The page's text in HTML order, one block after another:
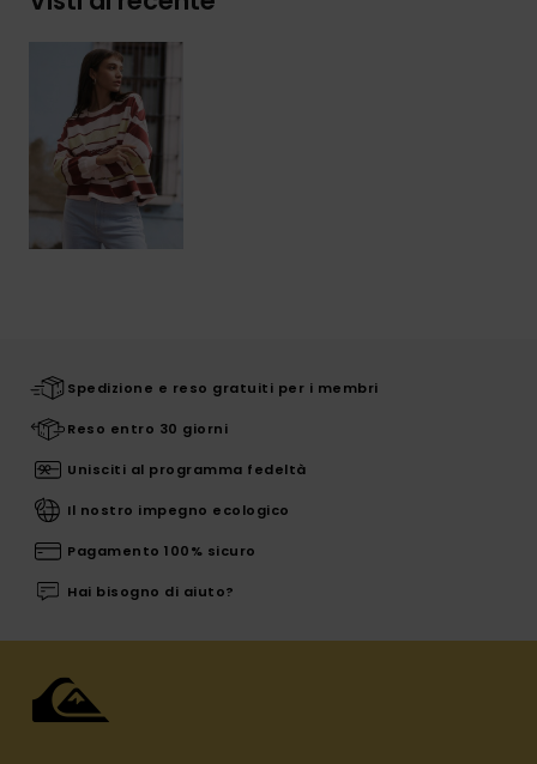
Spedizione e reso gratuiti per i membri
Reso entro 30 giorni
Unisciti al programma fedeltà
Il nostro impegno ecologico
Pagamento 100% sicuro
Hai bisogno di aiuto?